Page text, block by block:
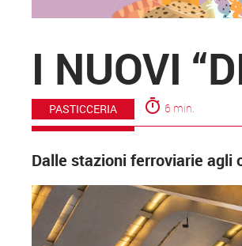
I NUOVI
PASTICCERIA timer 6 min.
Dalle stazioni ferroviarie agli